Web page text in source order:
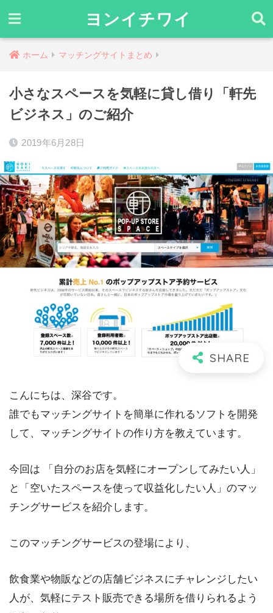
ヨンイチワイ
ホーム マッチングサイトまとめ
小さなスペースを気軽に貸し借り「軒先
ビジネス」のご紹介
2019年6月28日
こんにちは、深谷です。
誰でもマッチングサイトを簡単に作れるソフトを開発
して、マッチングサイトの作り方を教えています。
今回は 「自分のお店を気軽にオープンしてみたい人」
と「空いたスペースを使って収益化したい人」のマッ
チングサービスを紹介します。
このマッチングサービスの登場により、
飲食業や物販などの店舗ビジネスにチャレンジしたい
人が、気軽にテスト販売できる場所を借りられるよう